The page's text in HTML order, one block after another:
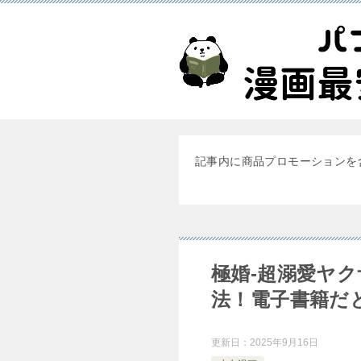
記事内に商品プロモーション
極婚-超溺愛ヤ
法！電子書籍だ
更新日： 2025年9月16日